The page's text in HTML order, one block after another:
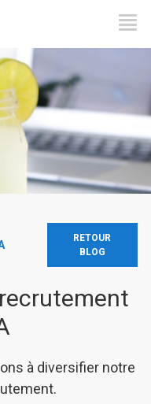
RETOUR
BLOG
à diversifier notre